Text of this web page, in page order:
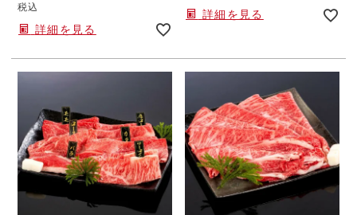
税込
詳細を見る
詳細を見る